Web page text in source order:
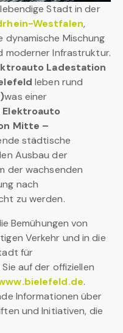
Stadt in der
Westfalen,
Mischung
moderner Infrastruktur.
Ladestation
leben rund
was einer
Elektroauto
Mitte –
städtische
Ausbau der
der wachsenden
nach
zu werden.
Bemühungen von
Verkehr und in die
für
auf der offiziellen
.
Informationen über
und Initiativen, die